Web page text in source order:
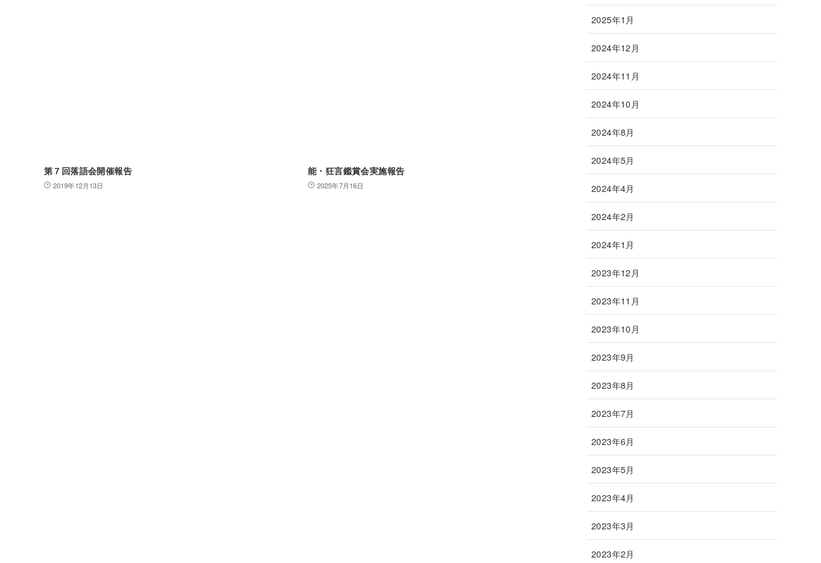
第７回落語会開催報告
2019年12月13日
能・狂言鑑賞会実施報告
2025年7月16日
2025年1月
2024年12月
2024年11月
2024年10月
2024年8月
2024年5月
2024年4月
2024年2月
2024年1月
2023年12月
2023年11月
2023年10月
2023年9月
2023年8月
2023年7月
2023年6月
2023年5月
2023年4月
2023年3月
2023年2月